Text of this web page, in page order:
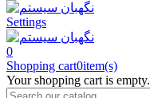
Settings
0
Shopping cart0item(s)
Your shopping cart is empty.